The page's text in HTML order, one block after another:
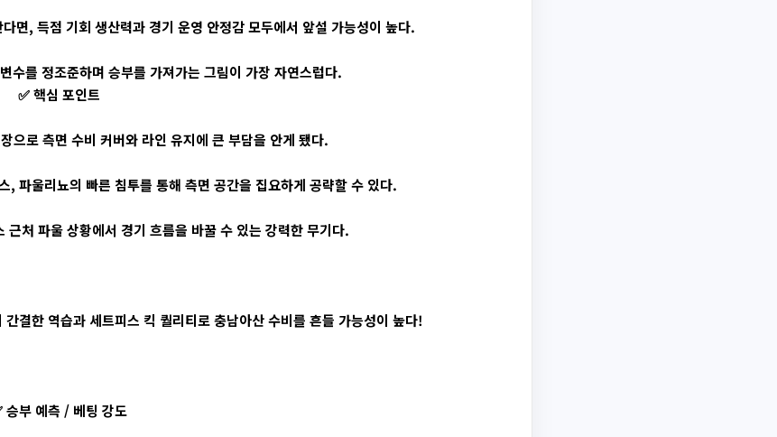
면, 득점 기회 생산력과 경기 운영 안정감 모두에서 앞설 가능성이 높다.
수를 정조준하며 승부를 가져가는 그림이 가장 자연스럽다.
✅ 핵심 포인트
으로 측면 수비 커버와 라인 유지에 큰 부담을 안게 됐다.
, 파울리뇨의 빠른 침투를 통해 측면 공간을 집요하게 공략할 수 있다.
처 파울 상황에서 경기 흐름을 바꿀 수 있는 강력한 무기다.
결한 역습과 세트피스 킥 퀄리티로 충남아산 수비를 흔들 가능성이 높다!
승부 예측 / 베팅 강도